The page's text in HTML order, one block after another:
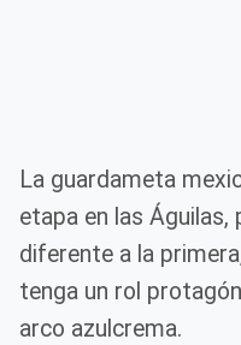
La guardameta
etapa en las
diferente a la
tenga un rol
arco azulcrema.